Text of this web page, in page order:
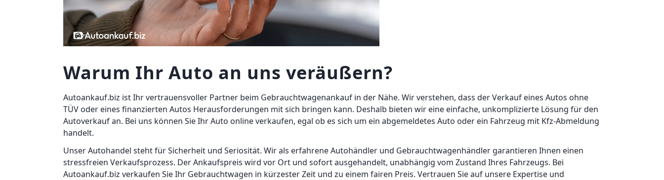
Warum Ihr Auto an uns veräußern?
Autoankauf.biz ist Ihr vertrauensvoller Partner beim Gebrauchtwagenankauf in der Nähe. Wir verstehen, dass der Verkauf eines Autos ohne
TÜV oder eines finanzierten Autos Herausforderungen mit sich bringen kann. Deshalb bieten wir eine einfache, unkomplizierte Lösung für den
Autoverkauf an. Bei uns können Sie Ihr Auto online verkaufen, egal ob es sich um ein abgemeldetes Auto oder ein Fahrzeug mit Kfz-Abmeldung
handelt.
Unser Autohandel steht für Sicherheit und Seriosität. Wir als erfahrene Autohändler und Gebrauchtwagenhändler garantieren Ihnen einen
stressfreien Verkaufsprozess. Der Ankaufspreis wird vor Ort und sofort ausgehandelt, unabhängig vom Zustand Ihres Fahrzeugs. Bei
Autoankauf.biz verkaufen Sie Ihr Gebrauchtwagen in kürzester Zeit und zu einem fairen Preis. Vertrauen Sie auf unsere Expertise und